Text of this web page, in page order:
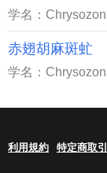
学名：
赤翅胡麻斑虻
学名：
利用規約 特定商取